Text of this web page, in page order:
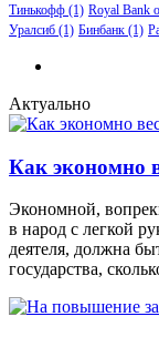
Тинькофф (1) Royal Bank
Уралсиб (1) Бинбанк (1)
Актуально
Как экономно
Экономной,
в народ с легкой
деятеля, должна
государства,